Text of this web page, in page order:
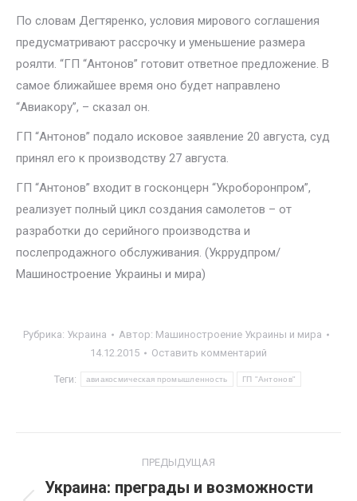
По словам Дегтяренко, условия мирового соглашения
предусматривают рассрочку и уменьшение размера
роялти. “ГП “Антонов” готовит ответное предложение. В
самое ближайшее время оно будет направлено
“Авиакору”, – сказал он.
ГП “Антонов” подало исковое заявление 20 августа, суд
принял его к производству 27 августа.
ГП “Антонов” входит в госконцерн “Укроборонпром”,
реализует полный цикл создания самолетов – от
разработки до серийного производства и
послепродажного обслуживания. (Укррудпром/
Машиностроение Украины и мира)
Рубрика: Украина Автор: Машиностроение Украины и мира
14.12.2015
Оставить комментарий
Теги: авиакосмическая промышленность ГП "Антонов"
по
ПРЕДЫДУЩАЯ
Украина: преграды и возможности